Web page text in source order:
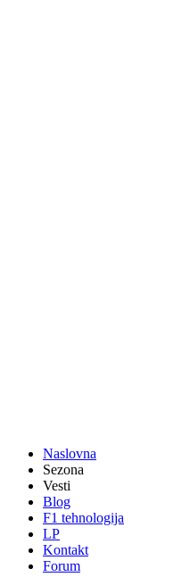
Naslovna
Sezona
Vesti
Blog
F1 tehnologija
LP
Kontakt
Forum